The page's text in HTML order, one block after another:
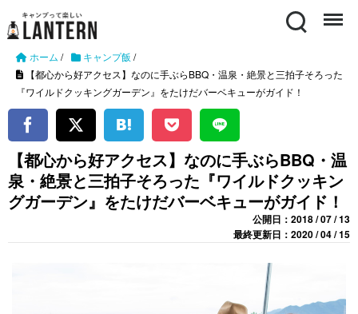
Search Menu
ホーム / キャンプ飯 /
【都心から好アクセス】なのに手ぶらBBQ・温泉・絶景と三拍子そろった
『ワイルドクッキングガーデン』をたけだバーベキューがガイド！
【都心から好アクセス】なのに手ぶらBBQ・温
泉・絶景と三拍子そろった『ワイルドクッキン
グガーデン』をたけだバーベキューがガイド！
公開日：2018 / 07 / 13
最終更新日：2020 / 04 / 15